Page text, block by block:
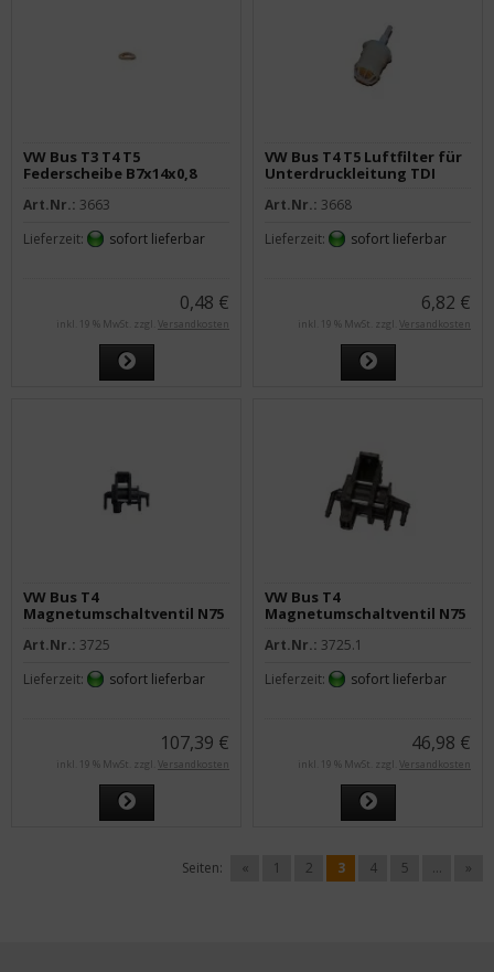
VW Bus T3 T4 T5
Federscheibe B7x14x0,8
Art.Nr.: 3663
Lieferzeit:
sofort lieferbar
0,48 €
inkl. 19 % MwSt. zzgl. Versandkosten
VW Bus T4 T5 Luftfilter für
Unterdruckleitung TDI
Art.Nr.: 3668
Lieferzeit:
sofort lieferbar
6,82 €
inkl. 19 % MwSt. zzgl. Versandkosten
VW Bus T4
Magnetumschaltventil N75
Art.Nr.: 3725
Lieferzeit:
sofort lieferbar
107,39 €
inkl. 19 % MwSt. zzgl. Versandkosten
VW Bus T4
Magnetumschaltventil N75
Art.Nr.: 3725.1
Lieferzeit:
sofort lieferbar
46,98 €
inkl. 19 % MwSt. zzgl. Versandkosten
Seiten: « 1 2 3 4 5 ... »